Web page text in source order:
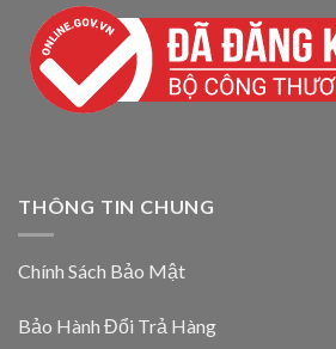
THÔNG TIN CHUNG
Chính Sách Bảo Mật
Bảo Hành Đổi Trả Hàng